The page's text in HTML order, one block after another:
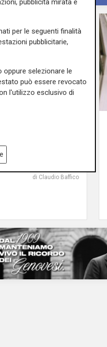
in campo di una
di Claudio Baffico
pubblicità mirata e
per le seguenti finalità
pubblicitarie,
selezionare le
può essere revocato
l'utilizzo esclusivo di